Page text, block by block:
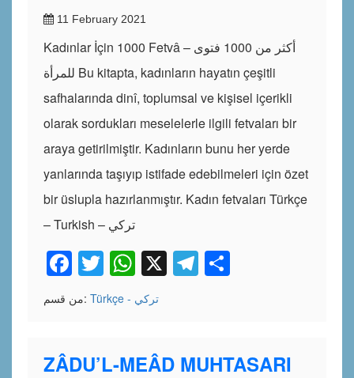
11 February 2021
Kadınlar İçin 1000 Fetvâ – أكثر من 1000 فتوى
للمرأة Bu kitapta, kadınların hayatın çeşitli
safhalarında dinî, toplumsal ve kişisel içerikli
olarak sordukları meselelerle ilgili fetvaları bir
araya getirilmiştir. Kadınların bunu her yerde
yanlarında taşıyıp istifade edebilmeleri için özet
bir üslupla hazırlanmıştır. Kadın fetvaları Türkçe
– Turkish – تركي
Facebook
Twitter
WhatsApp
X Telegram
من قسم: Türkçe - تركي
ZÂDU’L-MEÂD MUHTASARI